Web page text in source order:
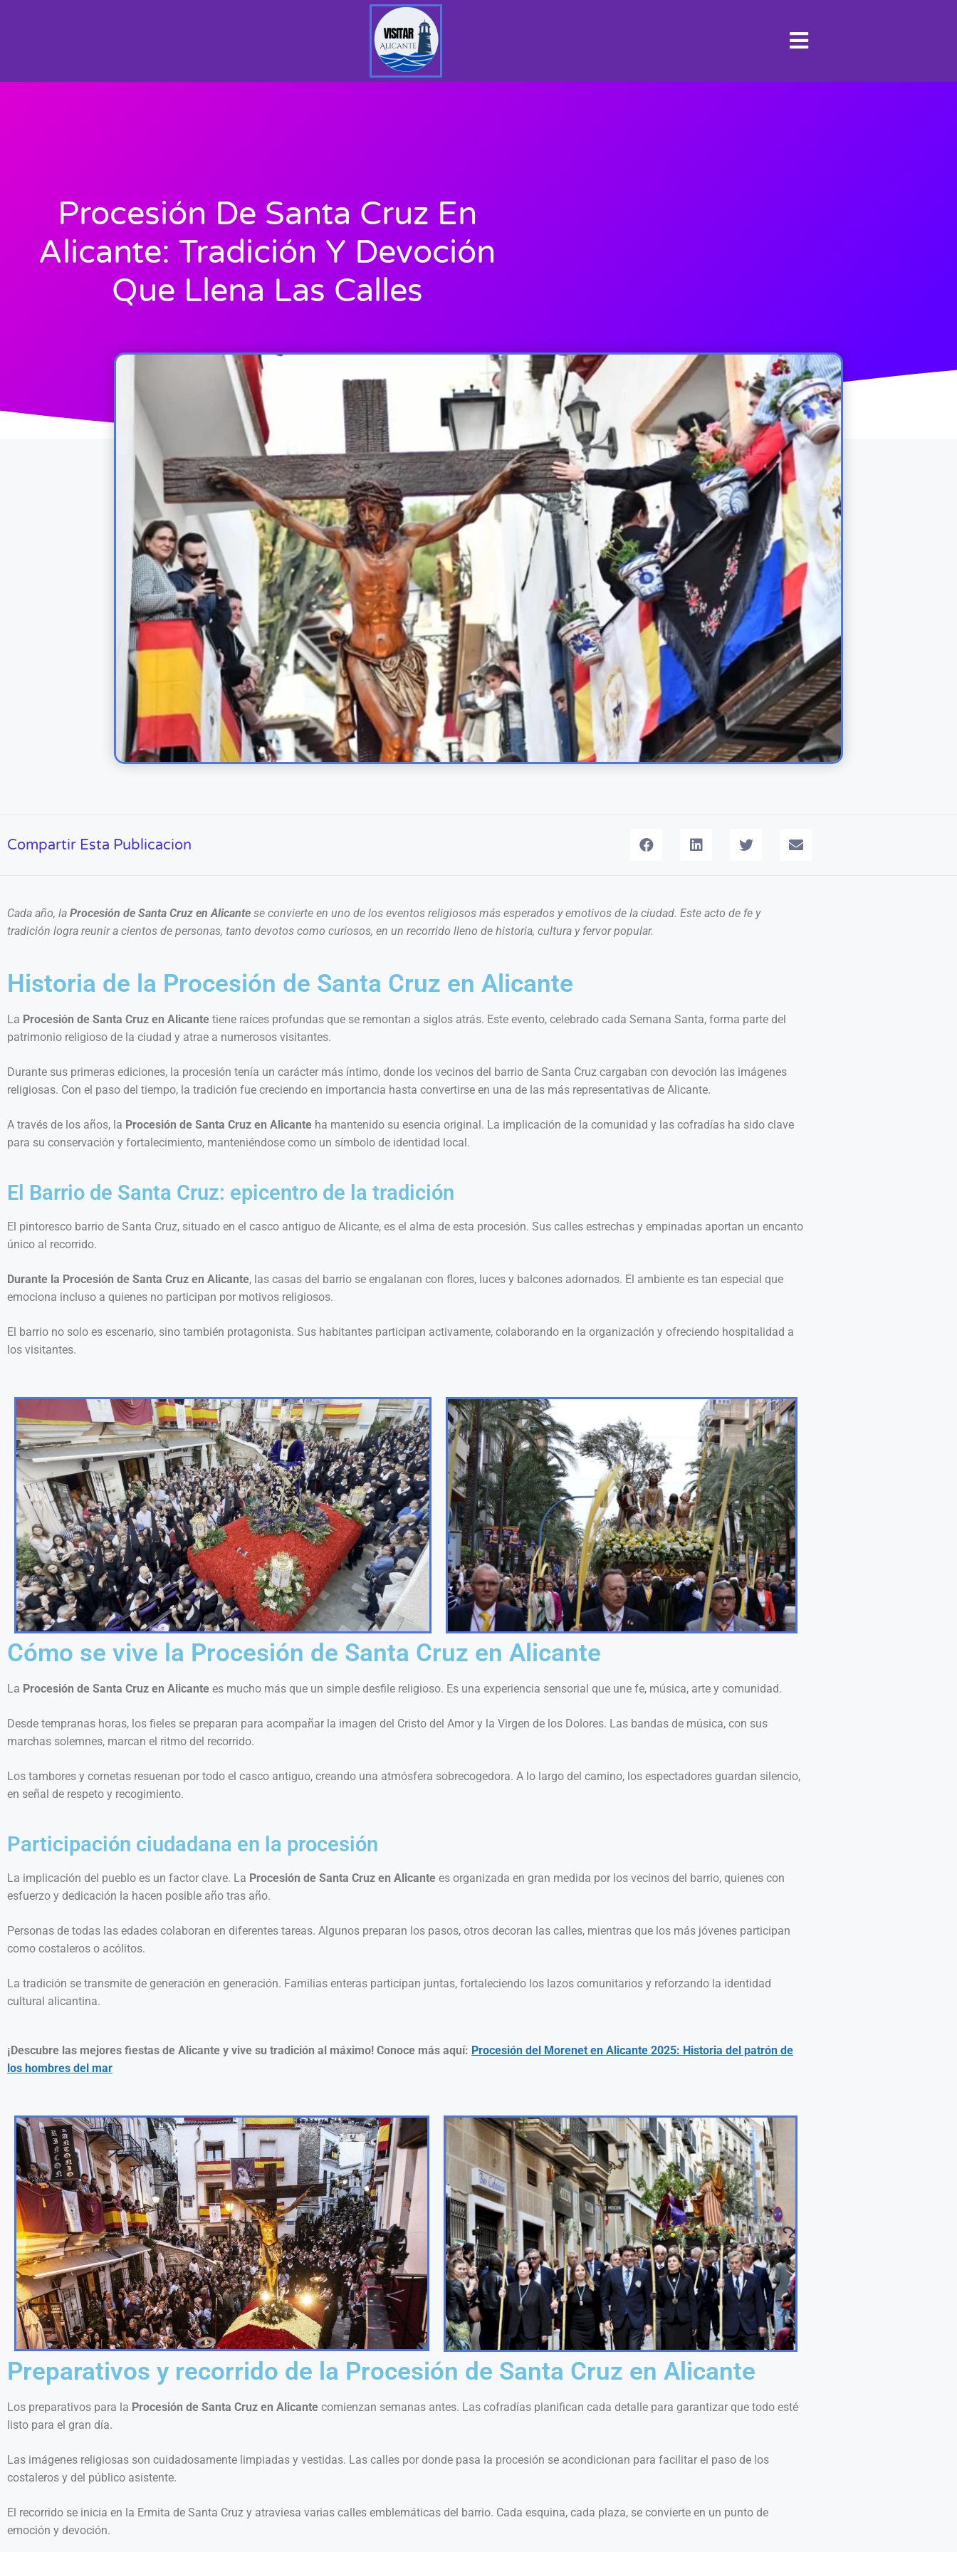
Procesión De Santa Cruz En
Alicante: Tradición Y Devoción
Que Llena Las Calles
Compartir Esta Publicacion
Cada año, la Procesión de Santa Cruz en Alicante se convierte en uno de los eventos religiosos más esperados y emotivos de la ciudad. Este acto de fe y
tradición logra reunir a cientos de personas, tanto devotos como curiosos, en un recorrido lleno de historia, cultura y fervor popular.
Historia de la Procesión de Santa Cruz en Alicante
La Procesión de Santa Cruz en Alicante tiene raíces profundas que se remontan a siglos atrás. Este evento, celebrado cada Semana Santa, forma parte del
patrimonio religioso de la ciudad y atrae a numerosos visitantes.
Durante sus primeras ediciones, la procesión tenía un carácter más íntimo, donde los vecinos del barrio de Santa Cruz cargaban con devoción las imágenes
religiosas. Con el paso del tiempo, la tradición fue creciendo en importancia hasta convertirse en una de las más representativas de Alicante.
A través de los años, la Procesión de Santa Cruz en Alicante ha mantenido su esencia original. La implicación de la comunidad y las cofradías ha sido clave
para su conservación y fortalecimiento, manteniéndose como un símbolo de identidad local.
El Barrio de Santa Cruz: epicentro de la tradición
El pintoresco barrio de Santa Cruz, situado en el casco antiguo de Alicante, es el alma de esta procesión. Sus calles estrechas y empinadas aportan un encanto
único al recorrido.
Durante la Procesión de Santa Cruz en Alicante, las casas del barrio se engalanan con flores, luces y balcones adornados. El ambiente es tan especial que
emociona incluso a quienes no participan por motivos religiosos.
El barrio no solo es escenario, sino también protagonista. Sus habitantes participan activamente, colaborando en la organización y ofreciendo hospitalidad a
los visitantes.
Cómo se vive la Procesión de Santa Cruz en Alicante
La Procesión de Santa Cruz en Alicante es mucho más que un simple desfile religioso. Es una experiencia sensorial que une fe, música, arte y comunidad.
Desde tempranas horas, los fieles se preparan para acompañar la imagen del Cristo del Amor y la Virgen de los Dolores. Las bandas de música, con sus
marchas solemnes, marcan el ritmo del recorrido.
Los tambores y cornetas resuenan por todo el casco antiguo, creando una atmósfera sobrecogedora. A lo largo del camino, los espectadores guardan silencio,
en señal de respeto y recogimiento.
Participación ciudadana en la procesión
La implicación del pueblo es un factor clave. La Procesión de Santa Cruz en Alicante es organizada en gran medida por los vecinos del barrio, quienes con
esfuerzo y dedicación la hacen posible año tras año.
Personas de todas las edades colaboran en diferentes tareas. Algunos preparan los pasos, otros decoran las calles, mientras que los más jóvenes participan
como costaleros o acólitos.
La tradición se transmite de generación en generación. Familias enteras participan juntas, fortaleciendo los lazos comunitarios y reforzando la identidad
cultural alicantina.
¡Descubre las mejores fiestas de Alicante y vive su tradición al máximo! Conoce más aquí: Procesión del Morenet en Alicante 2025: Historia del patrón de
los hombres del mar
Preparativos y recorrido de la Procesión de Santa Cruz en Alicante
Los preparativos para la Procesión de Santa Cruz en Alicante comienzan semanas antes. Las cofradías planifican cada detalle para garantizar que todo esté
listo para el gran día.
Las imágenes religiosas son cuidadosamente limpiadas y vestidas. Las calles por donde pasa la procesión se acondicionan para facilitar el paso de los
costaleros y del público asistente.
El recorrido se inicia en la Ermita de Santa Cruz y atraviesa varias calles emblemáticas del barrio. Cada esquina, cada plaza, se convierte en un punto de
emoción y devoción.